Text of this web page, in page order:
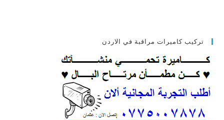
تركيب كاميرات مراقبة في الاردن